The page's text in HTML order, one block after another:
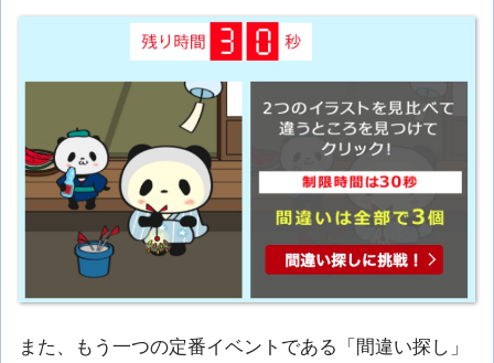
また、もう一つの定番イベントである「間違い探し」